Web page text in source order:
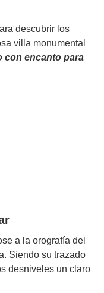
descubrir los
villa monumental
con encanto para
a la orografía del
Siendo su trazado
desniveles un claro